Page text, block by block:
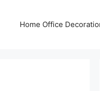
Home Office